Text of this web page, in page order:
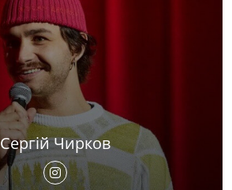
Сергій Чирков